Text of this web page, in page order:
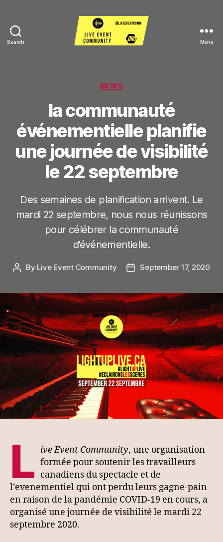
Search Menu
Categories
NEWS
la communauté
événementielle planifie
une journée de visibilité
le 22 septembre
Des semaines de planification arrivent. Le
mardi 22 septembre, nous nous réunissons
pour célébrer la communauté
d’événementielle.
Post
By Live Event Community
PostSeptember 17, 2020
L ive Event Community​, une organisation
formée pour soutenir les travailleurs
canadiens du spectacle et de
l’evenementiel qui ont perdu leurs gagne-pain
en raison de la pandémie COVID-19 en cours, a
organisé une journée de visibilité le mardi 22
septembre 2020.